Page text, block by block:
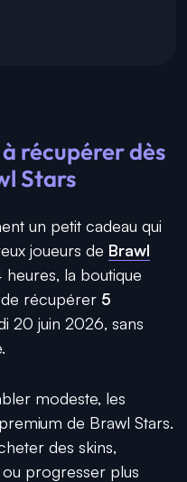
récupérer dès
Stars
un petit cadeau qui
joueurs de Brawl
la boutique
récupérer 5
20 juin 2026, sans
modeste, les
de Brawl Stars.
des skins,
progresser plus